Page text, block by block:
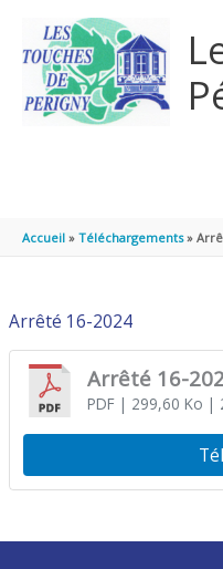
Accueil Téléchargements
Arrêté 16-2024
Arrêté 16-
PDF| 299,60 Ko |